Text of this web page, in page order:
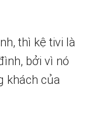
thì kệ tivi là
bởi vì nó
khách của